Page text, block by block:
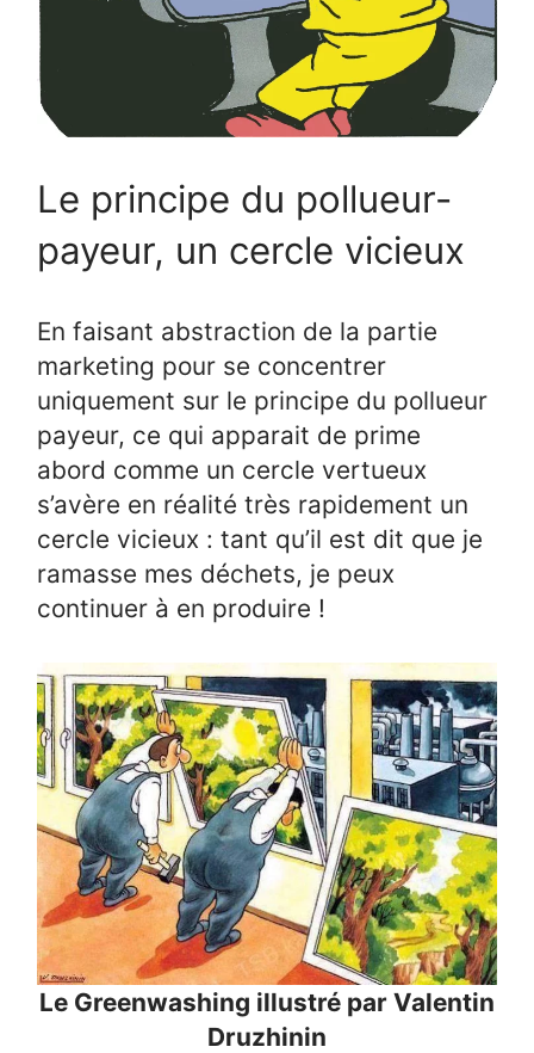
Le principe du pollueur-
payeur, un cercle vicieux
En faisant abstraction de la partie
marketing pour se concentrer
uniquement sur le principe du pollueur
payeur, ce qui apparait de prime
abord comme un cercle vertueux
s’avère en réalité très rapidement un
cercle vicieux : tant qu’il est dit que je
ramasse mes déchets, je peux
continuer à en produire !
Le Greenwashing illustré par Valentin
Druzhinin